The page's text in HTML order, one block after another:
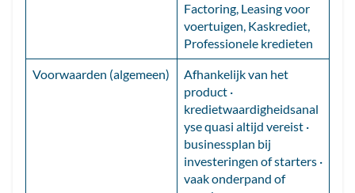
Factoring, Leasing voor
voertuigen, Kaskrediet,
Professionele kredieten
Voorwaarden (algemeen)
Afhankelijk van het
product ·
kredietwaardigheidsanal
yse quasi altijd vereist ·
businessplan bij
investeringen of starters ·
vaak onderpand of